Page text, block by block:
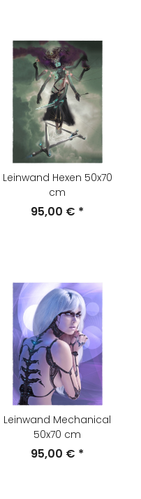
Leinwand Hexen 50x70
cm
95,00 € *
Leinwand Mechanical
50x70 cm
95,00 € *